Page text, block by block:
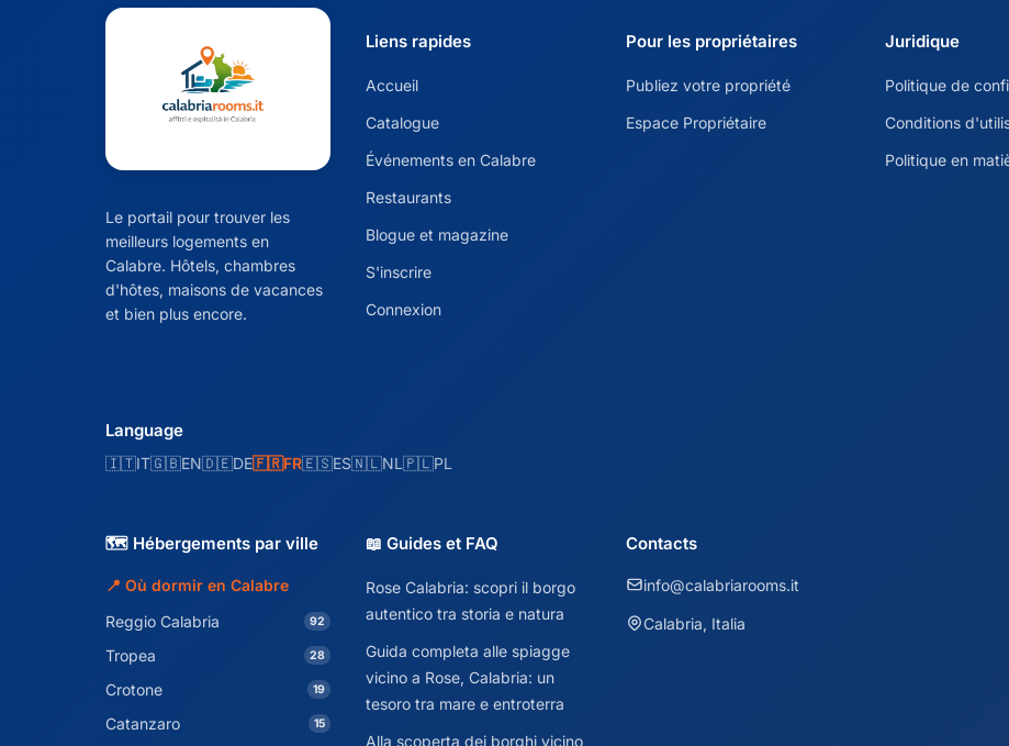
Le portail pour trouver les
meilleurs logements en
Calabre. Hôtels, chambres
d'hôtes, maisons de vacances
et bien plus encore.
Liens rapides
Accueil
Catalogue
Événements en Calabre
Restaurants
Blogue et magazine
S'inscrire
Connexion
Pour les propriétaires
Publiez votre propriété
Espace Propriétaire
Juridique
Politique de
Conditions
Politique en
Language
🇮🇹IT🇬🇧EN🇩🇪DE🇫🇷FR🇪🇸ES🇳🇱NL🇵🇱PL
🗺️ Hébergements par ville
📍 Où dormir en Calabre
Reggio Calabria
92
Tropea 28
Crotone 19
Catanzaro 15
📖 Guides et FAQ
Rose Calabria: scopri il borgo
autentico tra storia e natura
Guida completa alle spiagge
vicino a Rose, Calabria: un
tesoro tra mare e entroterra
Alla scoperta dei borghi vicino
Contacts
info@calabriarooms.it
Calabria, Italia